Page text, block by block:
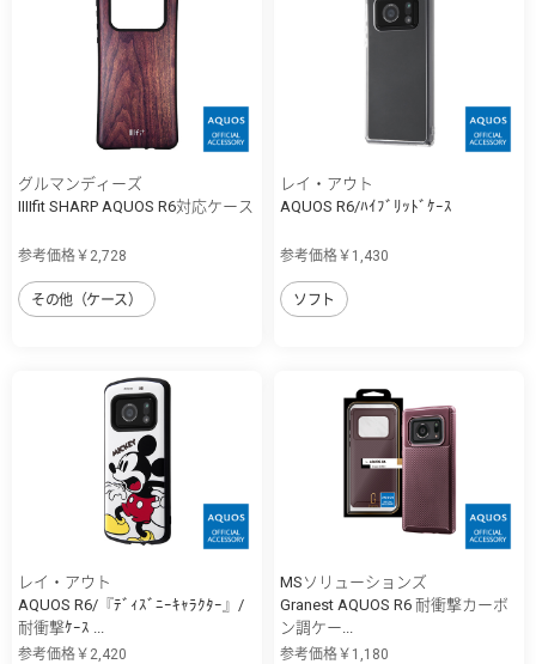
グルマンディーズ
IIIIfit SHARP AQUOS R6対応ケース
参考価格￥2,728
その他（ケース）
レイ・アウト
AQUOS R6/ﾊｲﾌﾞﾘｯﾄﾞｹｰｽ
参考価格￥1,430
ソフト
レイ・アウト
AQUOS R6/『ﾃﾞｨｽﾞﾆｰｷｬﾗｸﾀｰ』/
耐衝撃ｹｰｽ ...
参考価格￥2,420
MSソリューションズ
Granest AQUOS R6 耐衝撃カーボ
ン調ケー...
参考価格￥1,180